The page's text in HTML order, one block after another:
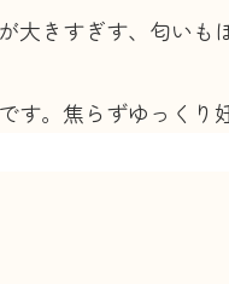
大きすぎす、匂いも
。焦らずゆっくり